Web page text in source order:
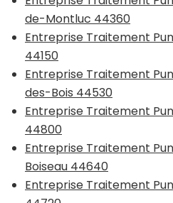
de-Montluc 44360
Entreprise Traitement
44150
Entreprise Traitement
des-Bois 44530
Entreprise Traitement
44800
Entreprise Traitement
Boiseau 44640
Entreprise Traitement